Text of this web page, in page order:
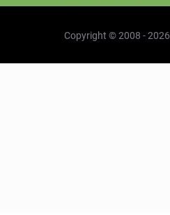
Copyright © 2008 - 2026